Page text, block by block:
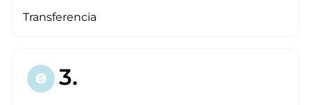
Transferencia
paid 3.